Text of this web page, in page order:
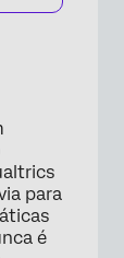
para
é